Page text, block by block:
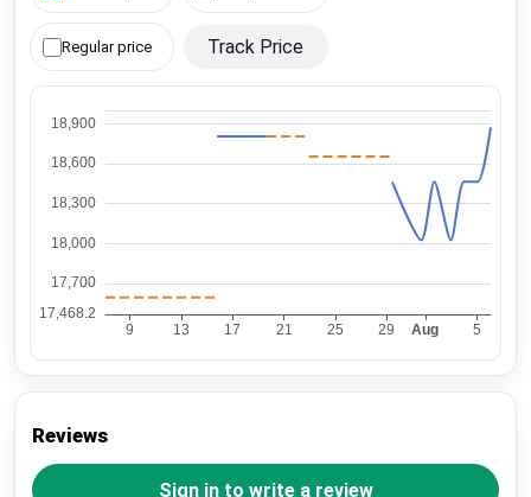
Regular price Track Price
Reviews
Sign in to write a review